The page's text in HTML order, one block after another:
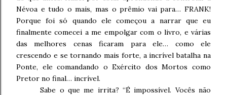
Névoa e tudo o mais, mas o prêmio vai para… FRANK!
Porque foi só quando ele começou a narrar que eu
finalmente comecei a me empolgar com o livro, e várias
das melhores cenas ficaram para ele… como ele
crescendo e se tornando mais forte, a incrível batalha na
Ponte, ele comandando o Exército dos Mortos como
Pretor no final… incrível.
Sabe o que me irrita? “É impossível. Vocês não